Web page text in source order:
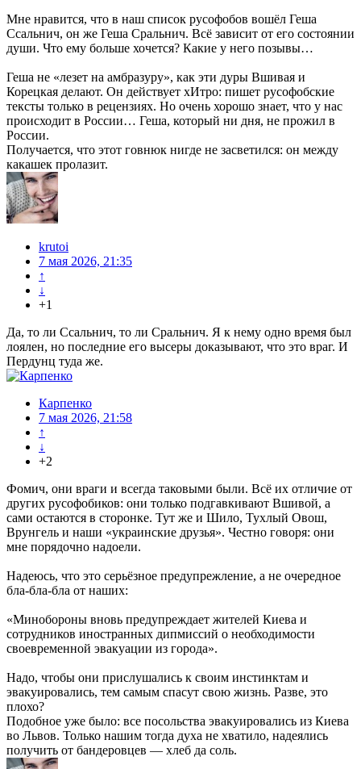
Мне нравится, что в наш список русофобов вошёл Геша
Ссальнич, он же Геша Сральнич. Всё зависит от его состоянии
души. Что ему больше хочется? Какие у него позывы…
Геша не «лезет на амбразуру», как эти дуры Вшивая и
Корецкая делают. Он действует хИтро: пишет русофобские
тексты только в рецензиях. Но очень хорошо знает, что у нас
происходит в России… Геша, который ни дня, не прожил в
России.
Получается, что этот говнюк нигде не засветился: он между
какашек пролазит.
krutoi
7 мая 2026, 21:35
↑
↓
+1
Да, то ли Ссальнич, то ли Сральнич. Я к нему одно время был
лоялен, но последние его высеры доказывают, что это враг. И
Пердунц туда же.
Карпенко
7 мая 2026, 21:58
↑
↓
+2
Фомич, они враги и всегда таковыми были. Всё их отличие от
других русофобиков: они только подгавкивают Вшивой, а
сами остаются в сторонке. Тут же и Шило, Тухлый Овош,
Врунгель и наши «украинские друзья». Честно говоря: они
мне порядочно надоели.
Надеюсь, что это серьёзное предупрежление, а не очередное
бла-бла-бла от наших:
«Минобороны вновь предупреждает жителей Киева и
сотрудников иностранных дипмиссий о необходимости
своевременной эвакуации из города».
Надо, чтобы они прислушались к своим инстинктам и
эвакуировались, тем самым спасут свою жизнь. Разве, это
плохо?
Подобное уже было: все посольства эвакуировались из Киева
во Львов. Только нашим тогда духа не хватило, надеялись
получить от бандеровцев — хлеб да соль.